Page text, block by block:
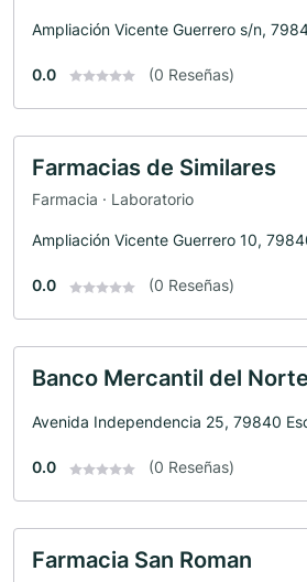
Ampliación Vicente Guerrero s/n,
0.0 (0 Reseñas)
Farmacias de Similares
Farmacia · Laboratorio
Ampliación Vicente Guerrero 10,
0.0 (0 Reseñas)
Banco Mercantil del Norte
Avenida Independencia 25, 79840
0.0 (0 Reseñas)
Farmacia San Roman